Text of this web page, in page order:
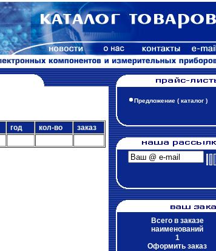
Предложение ( каталог )
Всего в заказе
наименований
1
Оформить заказ
год кол-во заказ